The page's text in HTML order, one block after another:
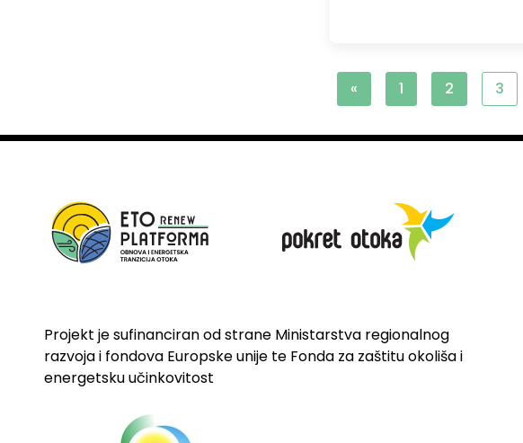
« 1 2 3
Projekt je sufinanciran od strane Ministarstva regionalnog
razvoja i fondova Europske unije te Fonda za zaštitu okoliša i
energetsku učinkovitost